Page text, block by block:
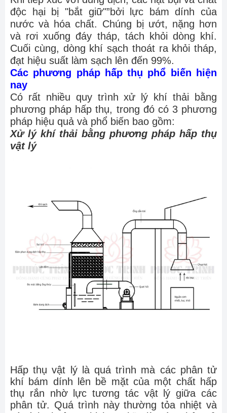
độc hại bị "bắt giữ"”bởi lực bám dính của
nước và hóa chất. Chúng bị ướt, nặng hơn
và rơi xuống đáy tháp, tách khỏi dòng khí.
Cuối cùng, dòng khí sạch thoát ra khỏi tháp,
đạt hiệu suất làm sạch lên đến 99%.
Các phương pháp hấp thụ phổ biến hiện
nay
Có rất nhiều quy trình xử lý khí thải bằng
phương pháp hấp thụ, trong đó có 3 phương
pháp hiệu quả và phổ biến bao gồm:
Xử lý khí thải bằng phương pháp hấp thụ
vật lý
Hấp thụ vật lý là quá trình mà các phân tử
khí bám dính lên bề mặt của một chất hấp
thụ rắn nhờ lực tương tác vật lý giữa các
phân tử. Quá trình này thường tỏa nhiệt và